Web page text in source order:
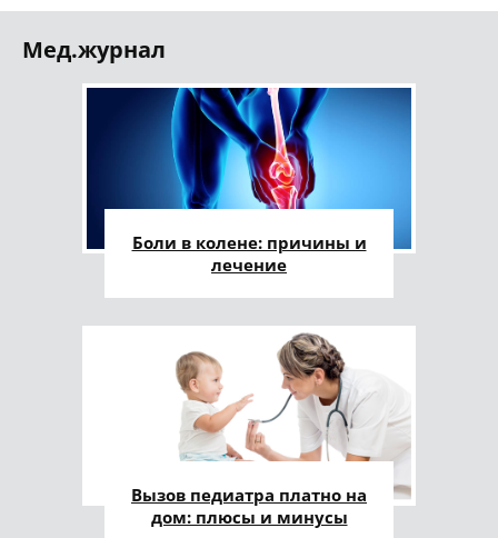
Мед.журнал
Боли в колене: причины и
лечение
Вызов педиатра платно на
дом: плюсы и минусы